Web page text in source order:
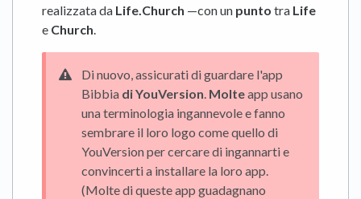
realizzata da Life.Church —con un punto tra Life
e Church.
Di nuovo, assicurati di guardare l'app
Bibbia di YouVersion. Molteapp usano
una terminologia ingannevole e fanno
sembrare il loro logo come quello di
YouVersion per cercare di ingannarti e
convincerti a installare la loro app.
(Molte di queste app guadagnano